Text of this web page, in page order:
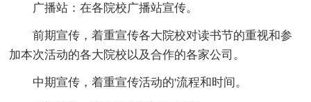
广播站：在各院校广播站宣传。
前期宣传，着重宣传各大院校对读书节的重视和参
加本次活动的各大院校以及合作的各家公司。
中期宣传，着重宣传活动的'流程和时间。